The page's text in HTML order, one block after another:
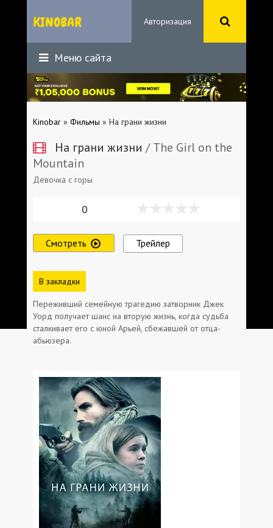
Авторизация
Меню сайта
Kinobar » Фильмы » На грани жизни
На грани жизни / The Girl on the
Mountain
Девочка с горы
0
Смотреть Трейлер
В закладки
Переживший семейную трагедию затворник Джек
Уорд получает шанс на вторую жизнь, когда судьба
сталкивает его с юной Арьей, сбежавшей от отца-
абьюзера.